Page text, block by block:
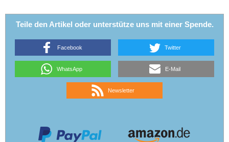
Teile den Artikel oder unterstütze uns mit einer Spende.
Facebook Twitter
WhatsApp E-Mail
Newsletter